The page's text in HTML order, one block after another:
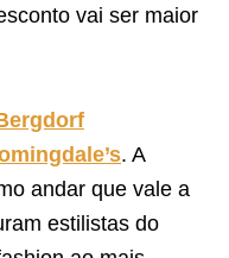
vai ser maior
. A
andar que vale a
estilistas do